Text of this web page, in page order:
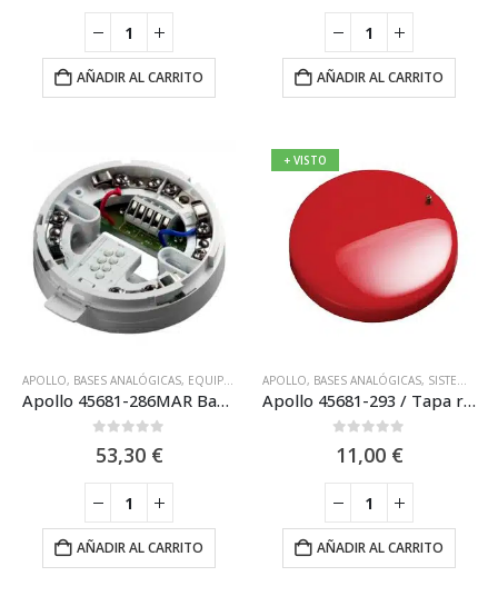
AÑADIR AL CARRITO AÑADIR AL CARRITO
APOLLO, BASES ANALÓGICAS, EQUIPO DIRECCIONABLE APOLLO DISCOVERY XP95
Apollo 45681-286MAR Base de montaje con aislador de cortocircuito XPERT 7 [SIL2]
53,30 €
AÑADIR AL CARRITO
+ VISTO
APOLLO, BASES ANALÓGICAS, SISTEMA ANALÓGICO APOLLO
Apollo 45681-293 / Tapa roja Apollo para la gama de sirenas con base
11,00 €
AÑADIR AL CARRITO